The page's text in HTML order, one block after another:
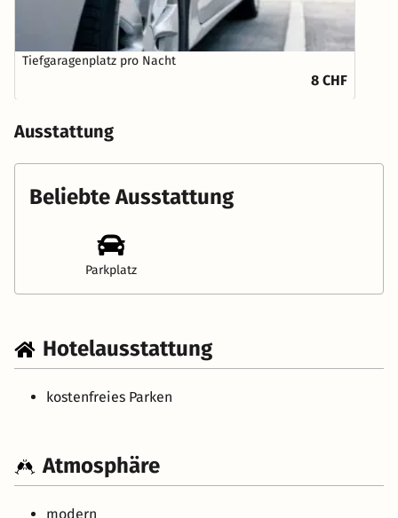
Tiefgaragenplatz pro Nacht
8 CHF
Ausstattung
Beliebte Ausstattung
Parkplatz
Hotelausstattung
kostenfreies Parken
Atmosphäre
modern